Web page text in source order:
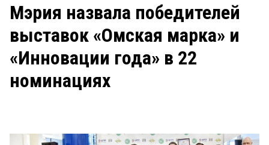
ЗАКОН Рейтинги
Блоги
Архив
Мэрия назвала победителей
выставок «Омская марка» и
«Инновации года» в 22
номинациях